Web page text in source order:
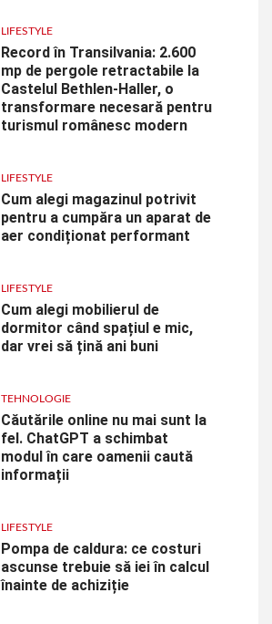
LIFESTYLE
Record în Transilvania: 2.600
mp de pergole retractabile la
Castelul Bethlen-Haller, o
transformare necesară pentru
turismul românesc modern
LIFESTYLE
Cum alegi magazinul potrivit
pentru a cumpăra un aparat de
aer condiționat performant
LIFESTYLE
Cum alegi mobilierul de
dormitor când spațiul e mic,
dar vrei să țină ani buni
TEHNOLOGIE
Căutările online nu mai sunt la
fel. ChatGPT a schimbat
modul în care oamenii caută
informații
LIFESTYLE
Pompa de caldura: ce costuri
ascunse trebuie să iei în calcul
înainte de achiziție